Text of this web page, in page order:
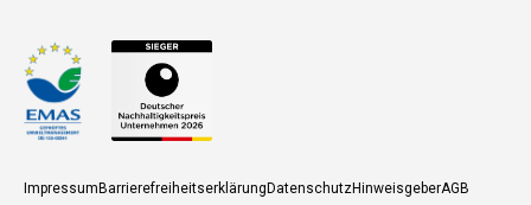
Zahlungsmethoden
ImpressumBarrierefreiheitserklärungDatenschutzHinweisgeberAGB